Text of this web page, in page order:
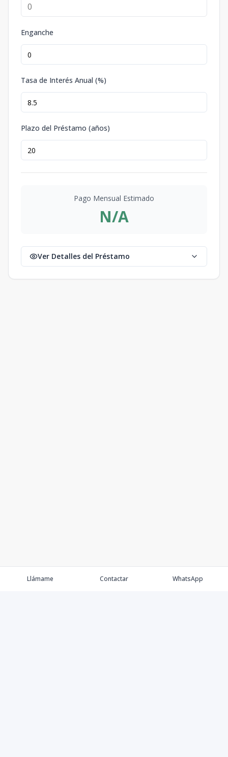
Enganche
Tasa de Interés Anual (%)
Plazo del Préstamo (años)
Pago Mensual Estimado
N/A
Ver Detalles del Préstamo
Llámame Contactar WhatsApp